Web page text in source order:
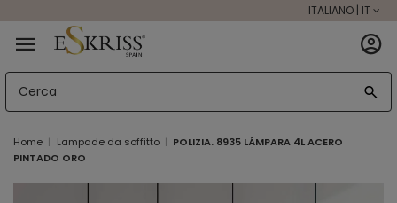
ITALIANO | IT
Home Lampade da soffitto
POLIZIA. 8935 LÁMPARA 4L ACERO
PINTADO ORO